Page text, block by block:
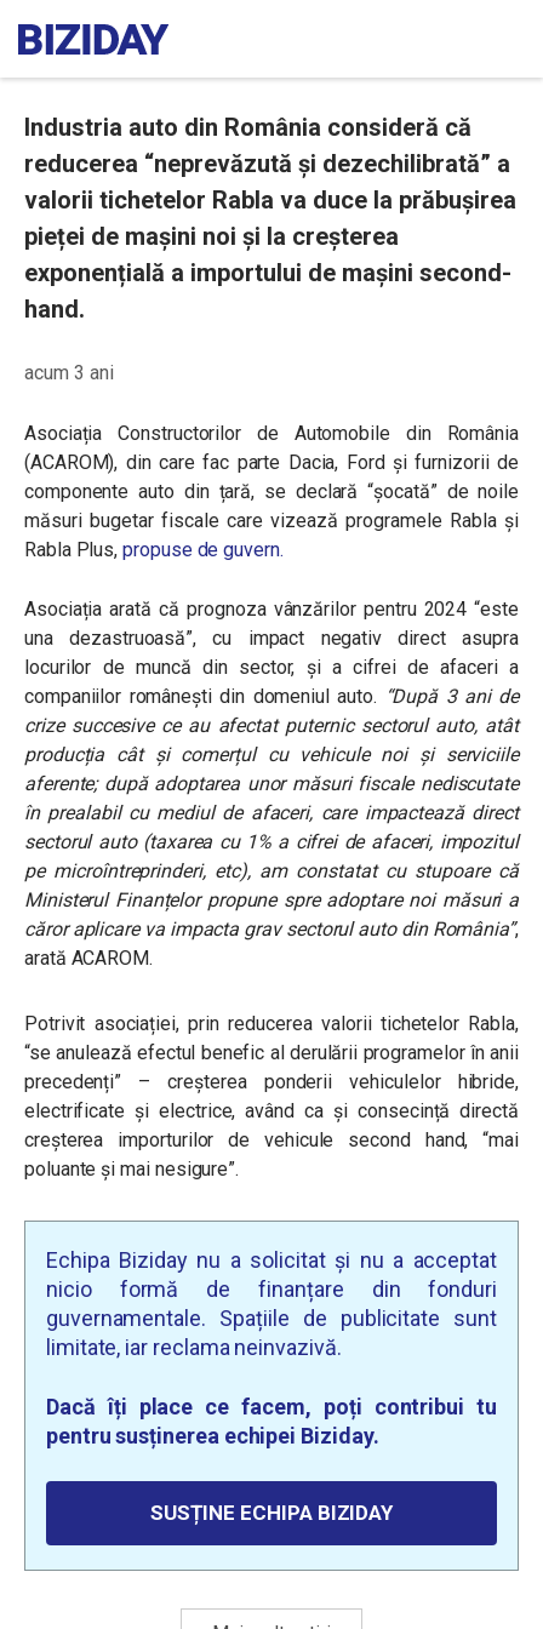
Industria auto din România consideră că
reducerea “neprevăzută și dezechilibrată” a
valorii tichetelor Rabla va duce la prăbușirea
pieței de mașini noi și la creșterea
exponențială a importului de mașini second-
hand.
acum 3 ani
Asociația Constructorilor de Automobile din România
(ACAROM), din care fac parte Dacia, Ford și furnizorii de
componente auto din țară, se declară “șocată” de noile
măsuri bugetar fiscale care vizează programele Rabla și
Rabla Plus,propuse de guvern.
Asociația arată că prognoza vânzărilor pentru 2024 “este
una dezastruoasă”, cu impact negativ direct asupra
locurilor de muncă din sector, și a cifrei de afaceri a
companiilor românești din domeniul auto. “După 3 ani de
crize succesive ce au afectat puternic sectorul auto, atât
producția cât și comerțul cu vehicule noi și serviciile
aferente; după adoptarea unor măsuri fiscale nediscutate
în prealabil cu mediul de afaceri, care impactează direct
sectorul auto (taxarea cu 1% a cifrei de afaceri, impozitul
pe microîntreprinderi, etc), am constatat cu stupoare că
Ministerul Finanțelor propune spre adoptare noi măsuri a
căror aplicare va impacta grav sectorul auto din România”,
arată ACAROM.
Potrivit asociației, prin reducerea valorii tichetelor Rabla,
“se anulează efectul benefic al derulării programelor în anii
precedenți” – creșterea ponderii vehiculelor hibride,
electrificate și electrice, având ca și consecință directă
creșterea importurilor de vehicule second hand, “mai
poluante și mai nesigure”.
Echipa Biziday nu a solicitat și nu a acceptat
nicio formă de finanțare din fonduri
guvernamentale. Spațiile de publicitate sunt
limitate, iar reclama neinvazivă.
Dacă îți place ce facem, poți contribui tu
pentru susținerea echipei Biziday.
SUSȚINE ECHIPA BIZIDAY